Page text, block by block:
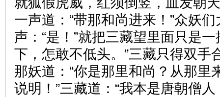
一声道：“带那和尚进来！”众妖
声：“是！”就把三藏望里面只是
下，怎敢不低头。”三藏只得双手
那妖道：“你是那里和尚？从那里
说明！”三藏道：“我本是唐朝僧